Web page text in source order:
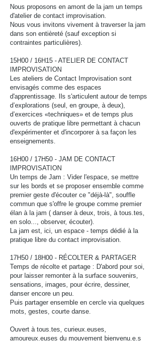
Nous proposons en amont de la jam un temps
d'atelier de contact improvisation.
Nous vous invitons vivement à traverser la jam
dans son entièreté (sauf exception si
contraintes particulières).
15H00 / 16H15 - ATELIER DE CONTACT
IMPROVISATION
​Les ateliers de Contact Improvisation sont
envisagés comme des espaces
d'apprentissage. Ils s'articulent autour de temps
d’explorations (seul, en groupe, à deux),
d’exercices «techniques» et de temps plus
ouverts de pratique libre permettant à chacun
d'expérimenter et d'incorporer à sa façon les
enseignements.
16H00 / 17H50 - JAM DE CONTACT
IMPROVISATION
Un temps de Jam : Vider l'espace, se mettre
sur les bords et se proposer ensemble comme
premier geste d'écouter ce "déjà-là", souffle
commun que s'offre le groupe comme premier
élan à la jam ( danser à deux, trois, à tous.tes,
en solo..., observer, écouter).
La jam est, ici, un espace - temps dédié à la
pratique libre du contact improvisation.
17H50 / 18H00 - RÉCOLTER & PARTAGER
Temps de récolte et partage : D'abord pour soi,
pour laisser remonter à la surface souvenirs,
sensations, images, pour écrire, dessiner,
danser encore un peu.
Puis partager ensemble en cercle via quelques
mots, gestes, courte danse.
Ouvert à tous.tes, curieux.euses,
amoureux.euses du mouvement bienvenu.e.s